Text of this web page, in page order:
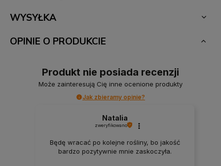
WYSYŁKA
OPINIE O PRODUKCIE
Produkt nie posiada recenzji
Może zainteresują Cię inne ocenione produkty
Jak zbieramy opinie?
Natalia
zweryfikowano
Będę wracać po kolejne rośliny, bo jakość
bardzo pozytywnie mnie zaskoczyła.